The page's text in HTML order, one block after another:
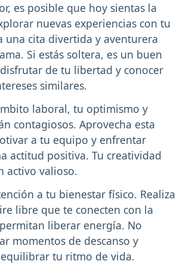
es posible que hoy sientas la
nuevas experiencias con tu
una cita divertida y aventurera
Si estás soltera, es un buen
de tu libertad y conocer
similares.
laboral, tu optimismo y
contagiosos. Aprovecha esta
a tu equipo y enfrentar
actitud positiva. Tu creatividad
activo valioso.
a tu bienestar físico. Realiza
libre que te conecten con la
liberar energía. No
momentos de descanso y
tu ritmo de vida.